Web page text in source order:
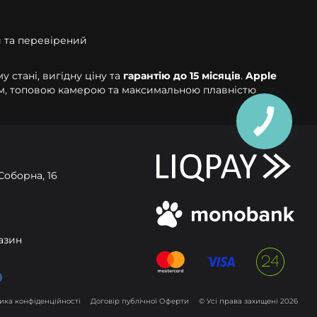
та перевірений
вигідну ціну та гарантію до 15 місяців. Apple
топовою камерою та максимальною плавністю
16
конфіденційності Договір публічної Оферти © Усі права захищені 2026